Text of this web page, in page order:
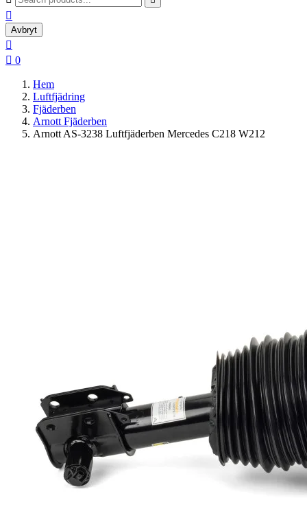

Avbryt

 0
Hem
Luftfjädring
Fjäderben
Arnott Fjäderben
Arnott AS-3238 Luftfjäderben Mercedes C218 W212